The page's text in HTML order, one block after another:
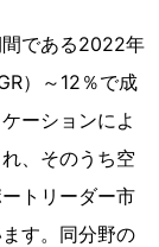
である2022年
）～12％で成
ーションによ
、そのうち空
トリーダー市
す。同分野の